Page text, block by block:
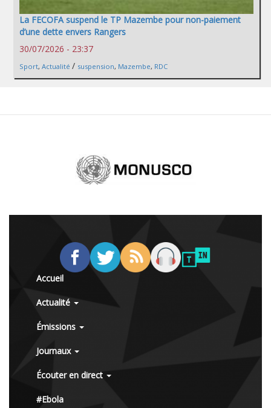
La FECOFA suspend le TP Mazembe pour non-paiement
d’une dette envers Rangers
30/07/2026 - 23:37
Sport, Actualité / suspension, Mazembe, RDC
Accueil
Actualité
Émissions
Journaux
Écouter en direct
#Ebola